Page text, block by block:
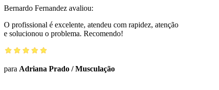
Bernardo Fernandez avaliou:
O profissional é excelente, atendeu com rapidez, atenção
e solucionou o problema. Recomendo!
para Adriana Prado /Musculação